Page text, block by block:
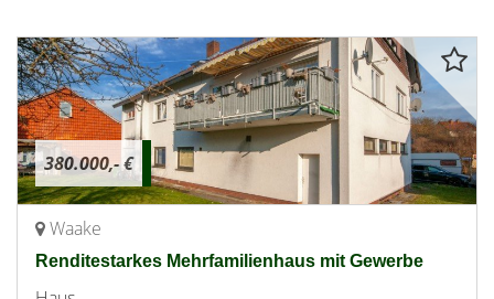
380.000,- €
Waake
Renditestarkes Mehrfamilienhaus mit Gewerbe